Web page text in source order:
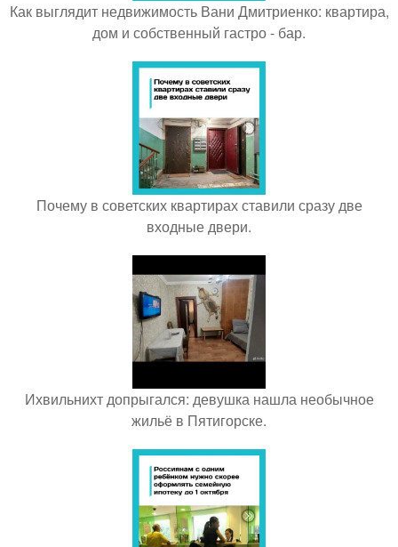
Как выглядит недвижимость Вани Дмитриенко: квартира,
дом и собственный гастро - бар.
Почему в советских квартирах ставили сразу две
входные двери.
Ихвильнихт допрыгался: девушка нашла необычное
жильё в Пятигорске.